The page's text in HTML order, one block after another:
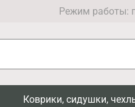
Режим работы:
Коврики, сидушки,